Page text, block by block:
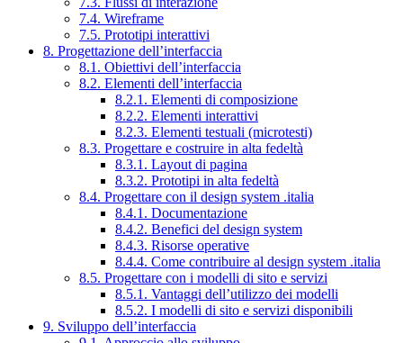
7.4. Wireframe
7.5. Prototipi interattivi
8. Progettazione dell’interfaccia
8.1. Obiettivi dell’interfaccia
8.2. Elementi dell’interfaccia
8.2.1. Elementi di composizione
8.2.2. Elementi interattivi
8.2.3. Elementi testuali (microtesti)
8.3. Progettare e costruire in alta fedeltà
8.3.1. Layout di pagina
8.3.2. Prototipi in alta fedeltà
8.4. Progettare con il design system .italia
8.4.1. Documentazione
8.4.2. Benefici del design system
8.4.3. Risorse operative
8.4.4. Come contribuire al design system .italia
8.5. Progettare con i modelli di sito e servizi
8.5.1. Vantaggi dell’utilizzo dei modelli
8.5.2. I modelli di sito e servizi disponibili
9. Sviluppo dell’interfaccia